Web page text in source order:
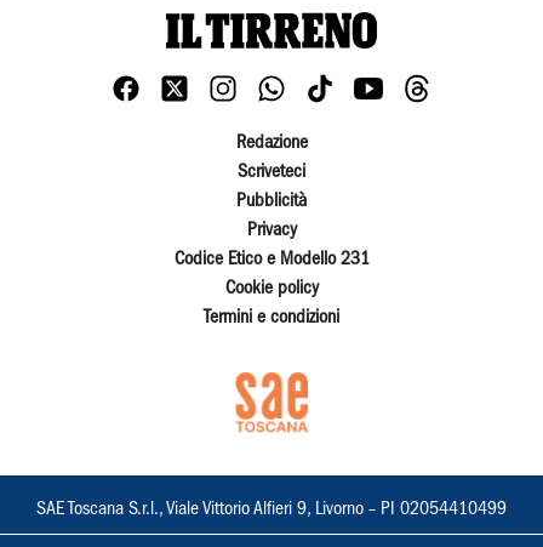
Redazione
Scriveteci
Pubblicità
Privacy
Codice Etico e Modello 231
Cookie policy
Termini e condizioni
SAE Toscana S.r.l., Viale Vittorio Alfieri 9, Livorno – PI 02054410499